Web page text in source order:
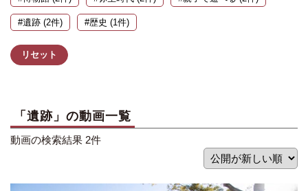
#遺跡 (2件) #歴史 (1件)
リセット
「遺跡」の動画一覧
動画の検索結果 2件